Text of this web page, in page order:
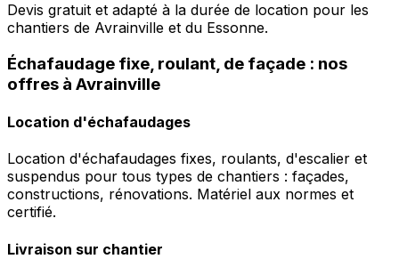
Devis gratuit et adapté à la durée de location pour les
chantiers de Avrainville et du Essonne.
Échafaudage fixe, roulant, de façade : nos
offres à Avrainville
Location d'échafaudages
Location d'échafaudages fixes, roulants, d'escalier et
suspendus pour tous types de chantiers : façades,
constructions, rénovations. Matériel aux normes et
certifié.
Livraison sur chantier